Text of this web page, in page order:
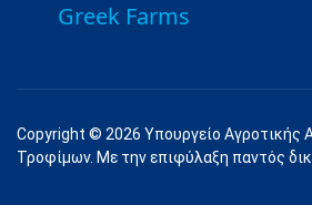
Greek Farms
Copyright © 2026 Υπουργείο Αγροτικής
Τροφίμων. Με την επιφύλαξη παντός